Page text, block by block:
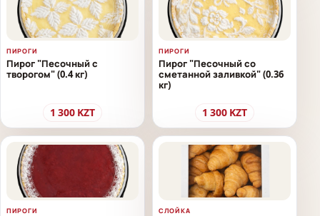
ПИРОГИ
Пирог "Песочный с
творогом" (0.4 кг)
1 300 KZT
ПИРОГИ
Пирог "Песочный со
сметанной заливкой" (0.36
кг)
1 300 KZT
ПИРОГИ СЛОЙКА